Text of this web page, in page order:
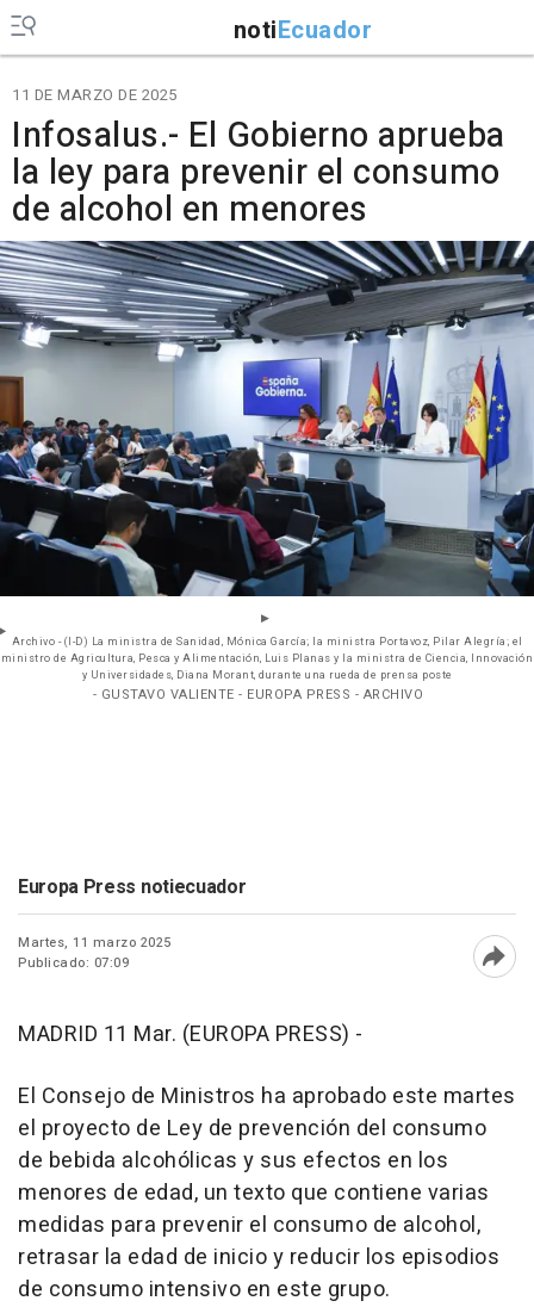
notiEcuador
11 DE MARZO DE 2025
Infosalus.- El Gobierno aprueba
la ley para prevenir el consumo
de alcohol en menores
Archivo - (I-D) La ministra de Sanidad, Mónica García; la ministra Portavoz, Pilar Alegría; el
ministro de Agricultura, Pesca y Alimentación, Luis Planas y la ministra de Ciencia, Innovación
y Universidades, Diana Morant, durante una rueda de prensa poste
- GUSTAVO VALIENTE - EUROPA PRESS - ARCHIVO
Europa Press notiecuador
Martes, 11 marzo 2025
Publicado: 07:09
MADRID 11 Mar. (EUROPA PRESS) -
El Consejo de Ministros ha aprobado este martes
el proyecto de Ley de prevención del consumo
de bebida alcohólicas y sus efectos en los
menores de edad, un texto que contiene varias
medidas para prevenir el consumo de alcohol,
retrasar la edad de inicio y reducir los episodios
de consumo intensivo en este grupo.